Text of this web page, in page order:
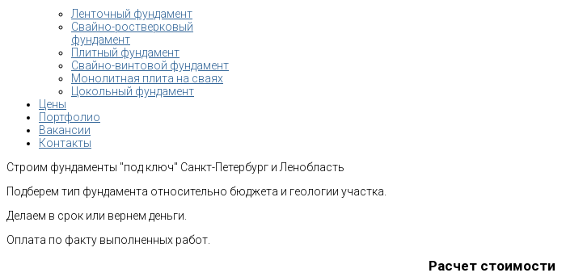
Ленточный фундамент
Свайно-ростверковый
фундамент
Плитный фундамент
Свайно-винтовой фундамент
Монолитная плита на сваях
Цокольный фундамент
Цены
Портфолио
Вакансии
Контакты
Строим фундаменты "под ключ" Санкт-Петербург и Ленобласть
Подберем тип фундамента относительно бюджета и геологии участка.
Делаем в срок или вернем деньги.
Оплата по факту выполненных работ.
Расчет стоимости